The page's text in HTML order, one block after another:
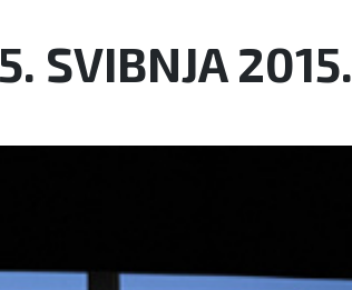
SVIBNJA 2015.